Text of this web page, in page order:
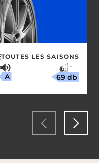
TOUTES LES SAISONS
A 69 db